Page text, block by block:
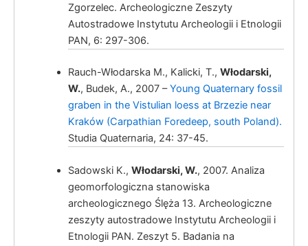
Włodarski, W.,
Włodarski, W.
Zgorzelec. Archeologiczne Zeszyty
Autostradowe Instytutu Archeologii i Etnologii
PAN, 6: 297-306.
Rauch-Włodarska M., Kalicki, T., Włodarski,
W., Budek, A., 2007 –Young Quaternary fossil
graben in the Vistulian loess at Brzezie near
Kraków (Carpathian Foredeep, south Poland).
Studia Quaternaria, 24: 37-45.
Sadowski K., Włodarski, W., 2007. Analiza
geomorfologiczna stanowiska
archeologicznego Ślęża 13. Archeologiczne
zeszyty autostradowe Instytutu Archeologii i
Etnologii PAN. Zeszyt 5. Badania na